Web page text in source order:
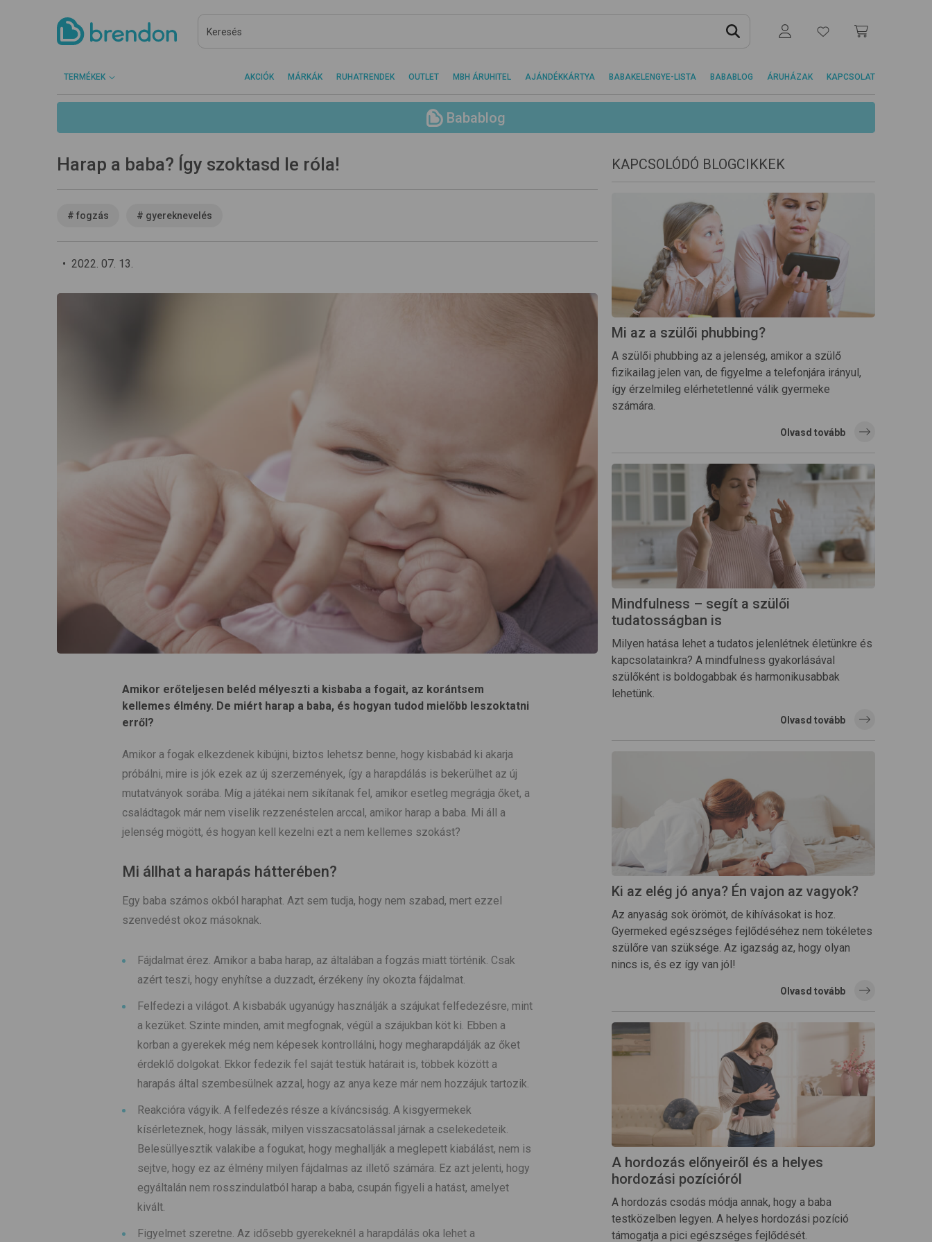
TERMÉKEK AKCIÓK MÁRKÁK RUHATRENDEK OUTLET MBH ÁRUHITEL AJÁNDÉKKÁRTYA BABAKELENGYE-LISTA BABABLOG ÁRUHÁZAK KAPCSOLAT
Babablog
Harap a baba? Így szoktasd le róla!
# fogzás # gyereknevelés
• 2022. 07. 13.
Amikor erőteljesen beléd mélyeszti a kisbaba a fogait, az korántsem
kellemes élmény. De miért harap a baba, és hogyan tudod mielőbb leszoktatni
erről?
Amikor a fogak elkezdenek kibújni, biztos lehetsz benne, hogy kisbabád ki akarja
próbálni, mire is jók ezek az új szerzemények, így a harapdálás is bekerülhet az új
mutatványok sorába. Míg a játékai nem sikítanak fel, amikor esetleg megrágja őket, a
családtagok már nem viselik rezzenéstelen arccal, amikor harap a baba. Mi áll a
jelenség mögött, és hogyan kell kezelni ezt a nem kellemes szokást?
Mi állhat a harapás hátterében?
Egy baba számos okból haraphat. Azt sem tudja, hogy nem szabad, mert ezzel
szenvedést okoz másoknak.
Fájdalmat érez. Amikor a baba harap, az általában a fogzás miatt történik. Csak
azért teszi, hogy enyhítse a duzzadt, érzékeny íny okozta fájdalmat.
Felfedezi a világot. A kisbabák ugyanúgy használják a szájukat felfedezésre, mint
a kezüket. Szinte minden, amit megfognak, végül a szájukban köt ki. Ebben a
korban a gyerekek még nem képesek kontrollálni, hogy megharapdálják az őket
érdeklő dolgokat. Ekkor fedezik fel saját testük határait is, többek között a
harapás által szembesülnek azzal, hogy az anya keze már nem hozzájuk tartozik.
Reakcióra vágyik. A felfedezés része a kíváncsiság. A kisgyermekek
kísérleteznek, hogy lássák, milyen visszacsatolással járnak a cselekedeteik.
Belesüllyesztik valakibe a fogukat, hogy meghallják a meglepett kiabálást, nem is
sejtve, hogy ez az élmény milyen fájdalmas az illető számára. Ez azt jelenti, hogy
egyáltalán nem rosszindulatból harap a baba, csupán figyeli a hatást, amelyet
kivált.
Figyelmet szeretne. Az idősebb gyerekeknél a harapdálás oka lehet a
KAPCSOLÓDÓ BLOGCIKKEK
Mi az a szülői phubbing?
A szülői phubbing az a jelenség, amikor a szülő
fizikailag jelen van, de figyelme a telefonjára irányul,
így érzelmileg elérhetetlenné válik gyermeke
számára.
Olvasd tovább
Mindfulness – segít a szülői
tudatosságban is
Milyen hatása lehet a tudatos jelenlétnek életünkre és
kapcsolatainkra? A mindfulness gyakorlásával
szülőként is boldogabbak és harmonikusabbak
lehetünk.
Olvasd tovább
Ki az elég jó anya? Én vajon az vagyok?
Az anyaság sok örömöt, de kihívásokat is hoz.
Gyermeked egészséges fejlődéséhez nem tökéletes
szülőre van szüksége. Az igazság az, hogy olyan
nincs is, és ez így van jól!
Olvasd tovább
A hordozás előnyeiről és a helyes
hordozási pozícióról
A hordozás csodás módja annak, hogy a baba
testközelben legyen. A helyes hordozási pozíció
támogatja a pici egészséges fejlődését.